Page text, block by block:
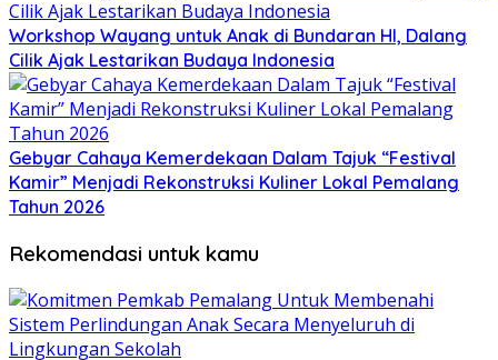
Workshop Wayang untuk Anak di Bundaran HI, Dalang
Cilik Ajak Lestarikan Budaya Indonesia
Gebyar Cahaya Kemerdekaan Dalam Tajuk “Festival
Kamir” Menjadi Rekonstruksi Kuliner Lokal Pemalang
Tahun 2026
Rekomendasi untuk kamu